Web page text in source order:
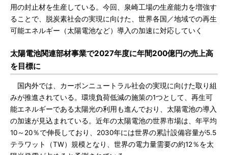
用の封止材を生産している。今回、泉崎工場の生産能力を増強す
ることで、脱炭素社会の実現に向けた、世界各国／地域での再生
可能エネルギー（太陽電池など）導入の加速に対応していく
太陽電池関連部材事業で2027年度に年間200億円の売上高
を目標に
国内外では、カーボンニュートラル社会の実現に向けた取り組
みが推進されている。環境負荷低減の施策の1つとして、再生可
能エネルギーである太陽光の利用も進んでおり、太陽電池の導入
の加速が見込まれている。近年の太陽電池の世界市場は、年平均
10～20％で伸長しており、2030年には世界の累計設備容量が5.5
テラワット（TW）規模となり、世界の電力量需要の約12％を太